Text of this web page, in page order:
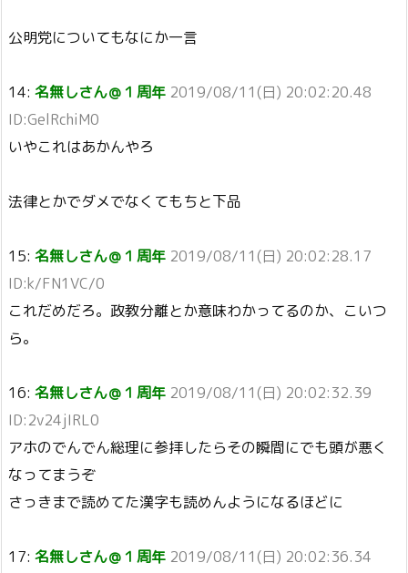
公明党についてもなにか一言
14: 名無しさん＠１周年 2019/08/11(日) 20:02:20.48
ID:GelRchiM0
いやこれはあかんやろ
法律とかでダメでなくてもちと下品
15: 名無しさん＠１周年 2019/08/11(日) 20:02:28.17
ID:k/FN1VC/0
これだめだろ。政教分離とか意味わかってるのか、こいつ
ら。
16: 名無しさん＠１周年 2019/08/11(日) 20:02:32.39
ID:2v24jIRL0
アホのでんでん総理に参拝したらその瞬間にでも頭が悪く
なってまうぞ
さっきまで読めてた漢字も読めんようになるほどに
17: 名無しさん＠１周年 2019/08/11(日) 20:02:36.34